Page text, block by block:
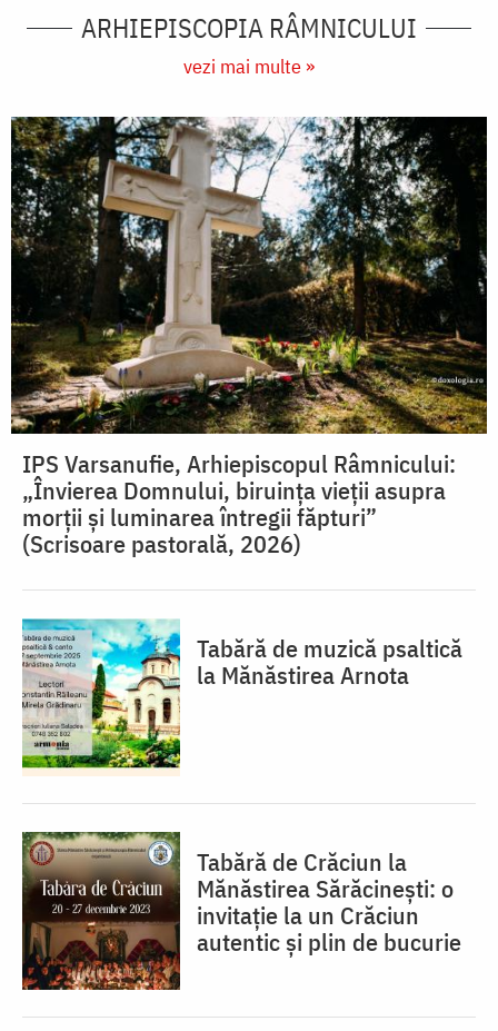
ARHIEPISCOPIA RÂMNICULUI
vezi mai multe »
IPS Varsanufie, Arhiepiscopul Râmnicului:
„Învierea Domnului, biruința vieții asupra
morții și luminarea întregii făpturi”
(Scrisoare pastorală, 2026)
Tabără de muzică psaltică
la Mănăstirea Arnota
Tabără de Crăciun la
Mănăstirea Sărăcinești: o
invitație la un Crăciun
autentic și plin de bucurie